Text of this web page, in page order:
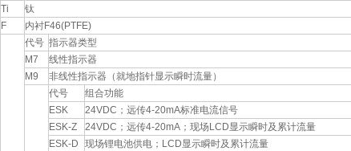
Ti
钛
F
内衬F46(PTFE)
代号 指示器类型
M7
线性指示器
M9
非线性指示器（就地指针显示瞬时流量）
代号
组合功能
ESK
24VDC；远传4-20mA标准电流信号
ESK-Z
24VDC；远传4-20mA；现场LCD显示瞬时及累计流量
ESK-D
现场锂电池供电；LCD显示瞬时及累计流量